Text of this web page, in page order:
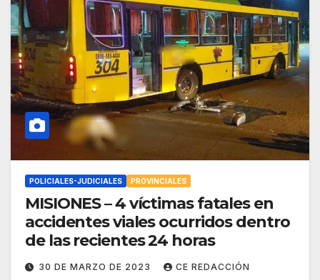
POLICIALES-JUDICIALES PROVINCIALES
MISIONES – 4 víctimas fatales en
accidentes viales ocurridos dentro
de las recientes 24 horas
30 DE MARZO DE 2023 CE REDACCIÓN